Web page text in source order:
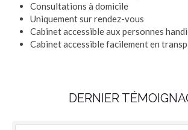
Consultations à domicile
Uniquement sur rendez-vous
Cabinet accessible aux personnes
Cabinet accessible facilement en
DERNIER